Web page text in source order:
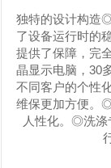
独特的设计构造
了设备运行时的
提供了保障，完
晶显示电脑，30
不同客户的个性
维保更加方便。
人性化。◎洗涤